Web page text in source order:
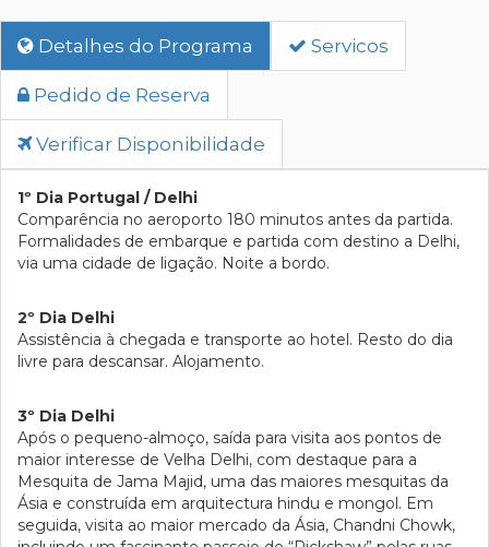
Detalhes do Programa Servicos
Pedido de Reserva
Verificar Disponibilidade
1º Dia Portugal / Delhi
Comparência no aeroporto 180 minutos antes da partida.
Formalidades de embarque e partida com destino a Delhi,
via uma cidade de ligação. Noite a bordo.
2º Dia Delhi
Assistência à chegada e transporte ao hotel. Resto do dia
livre para descansar. Alojamento.
3º Dia Delhi
Após o pequeno-almoço, saída para visita aos pontos de
maior interesse de Velha Delhi, com destaque para a
Mesquita de Jama Majid, uma das maiores mesquitas da
Ásia e construída em arquitectura hindu e mongol. Em
seguida, visita ao maior mercado da Ásia, Chandni Chowk,